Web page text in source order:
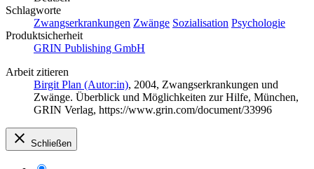
Schlagworte
Zwangserkrankungen Zwänge Sozialisation Psychologie
Produktsicherheit
GRIN Publishing GmbH
Arbeit zitieren
Birgit Plan (Autor:in), 2004, Zwangserkrankungen und
Zwänge. Überblick und Möglichkeiten zur Hilfe, München,
GRIN Verlag, https://www.grin.com/document/33996
Schließen